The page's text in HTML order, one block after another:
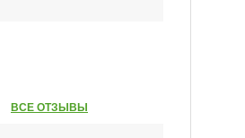
ВСЕ ОТЗЫВЫ